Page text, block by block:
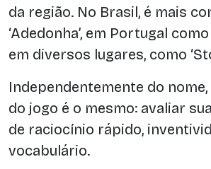
da região. No Brasil, é mais
‘Adedonha’, em Portugal como
em diversos lugares, como
Independentemente do
do jogo é o mesmo: avaliar
de raciocínio rápido,
vocabulário.